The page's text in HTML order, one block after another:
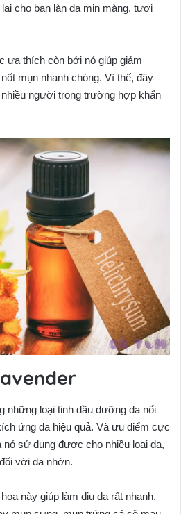
cho bạn làn da mịn màng, tươi
ưa thích còn bởi nó giúp giảm
mụn nhanh chóng. Vì thế, đây
người trong trường hợp khẩn
những loại tinh dầu dưỡng da nổi
ứng da hiệu quả. Và ưu điểm cực
nó sử dụng được cho nhiều loại da,
với da nhờn.
này giúp làm dịu da rất nhanh.